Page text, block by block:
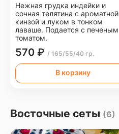
Нежная грудка индейки и
сочная телятина с ароматной
кинзой и луком в тонком
лаваше. Подается с печеным
томатом.
570 ₽ / 165/55/40 гр.
В корзину
Восточные сеты (6)